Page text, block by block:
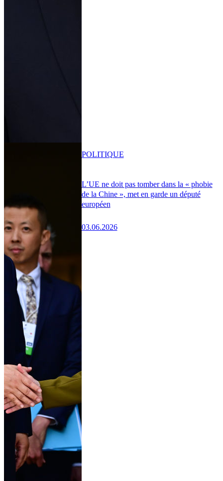
L’UE ne doit pas tomber dans la « phobie
de la Chine », met en garde un député
européen
03.06.2026
POLITIQUE